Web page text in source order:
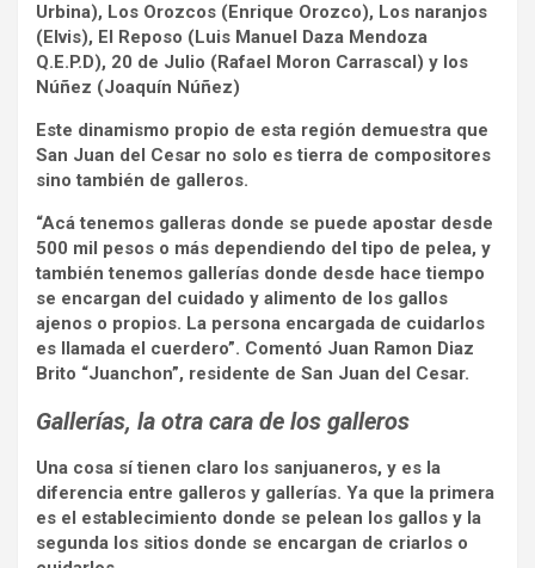
Urbina), Los Orozcos (Enrique Orozco), Los naranjos
(Elvis), El Reposo (Luis Manuel Daza Mendoza
Q.E.P.D), 20 de Julio (Rafael Moron Carrascal) y los
Núñez (Joaquín Núñez)
Este dinamismo propio de esta región demuestra que
San Juan del Cesar no solo es tierra de compositores
sino también de galleros.
“Acá tenemos galleras donde se puede apostar desde
500 mil pesos o más dependiendo del tipo de pelea, y
también tenemos gallerías donde desde hace tiempo
se encargan del cuidado y alimento de los gallos
ajenos o propios. La persona encargada de cuidarlos
es llamada el cuerdero”. Comentó Juan Ramon Diaz
Brito “Juanchon”, residente de San Juan del Cesar.
Gallerías, la otra cara de los galleros
Una cosa sí tienen claro los sanjuaneros, y es la
diferencia entre galleros y gallerías. Ya que la primera
es el establecimiento donde se pelean los gallos y la
segunda los sitios donde se encargan de criarlos o